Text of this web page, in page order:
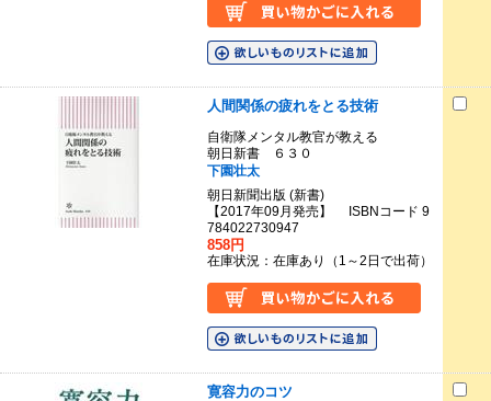
人間関係の疲れをとる技術
自衛隊メンタル教官が教える
朝日新書 ６３０
下園壮太
朝日新聞出版 (新書)
【2017年09月発売】 ISBNコード 9
784022730947
858円
在庫状況：在庫あり（1～2日で出荷）
寛容力のコツ